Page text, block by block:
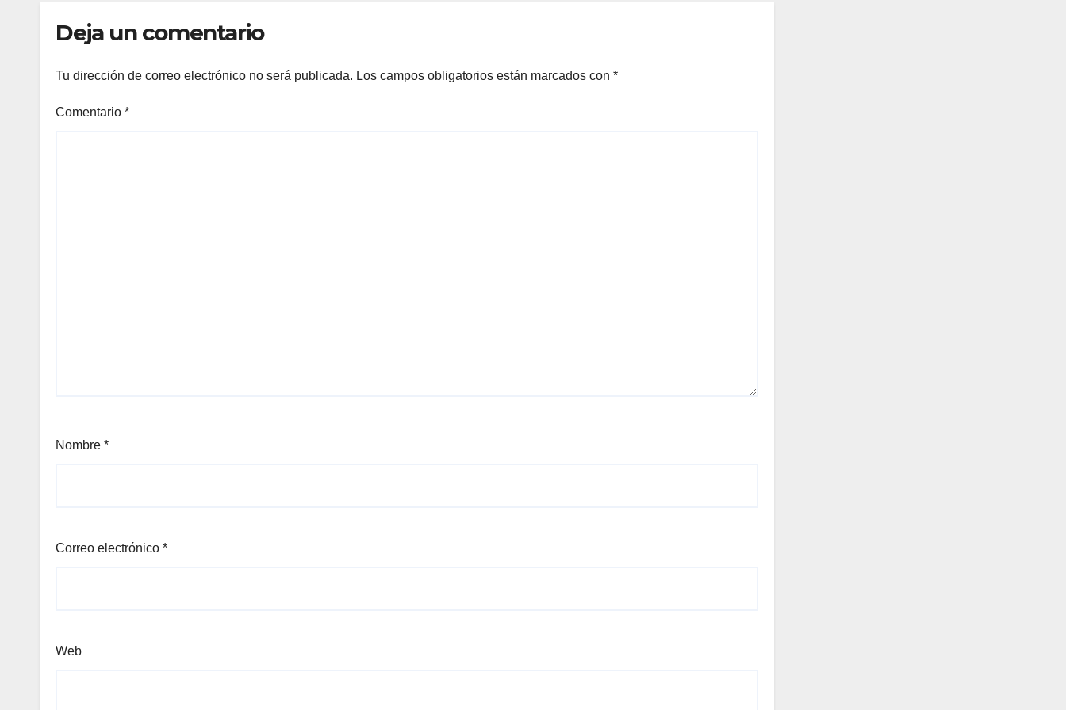
Deja un comentario
Tu dirección de correo electrónico no será publicada. Los campos obligatorios están marcados con *
Comentario *
Nombre *
Correo electrónico *
Web